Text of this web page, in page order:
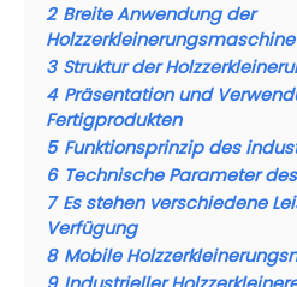
2 Breite Anwendung der
Holzzerkleinerungsmaschine
3 Struktur der
4 Präsentation und
Fertigprodukten
5 Funktionsprinzip des
6 Technische Parameter
7 Es stehen verschiedene
Verfügung
8 Mobile